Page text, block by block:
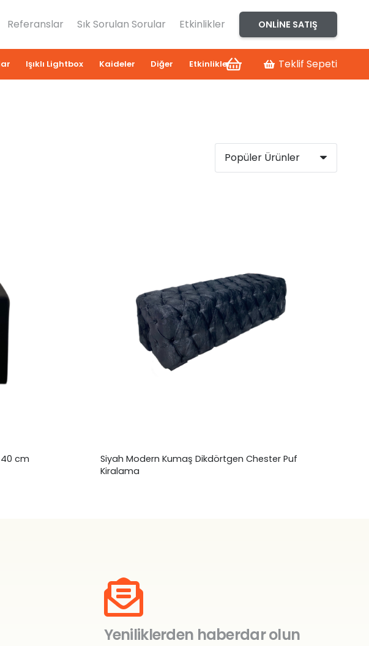
Referanslar Sık Sorulan Sorular Etkinlikler ONLINE SATIŞ
Işıklı Lightbox Kaideler Diğer Etkinlikler Teklif Sepeti
cm
Siyah Modern Kumaş Dikdörtgen Chester Puf
Kiralama
Yeniliklerden haberdar olun